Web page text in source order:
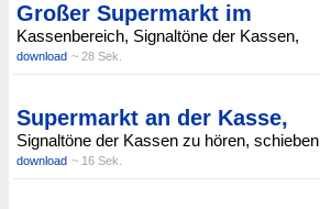
Großer Supermarkt im
Kassenbereich, Signaltöne der Kassen,
download ~ 28 Sek.
Supermarkt an der Kasse,
Signaltöne der Kassen zu hören, schieben
download ~ 16 Sek.